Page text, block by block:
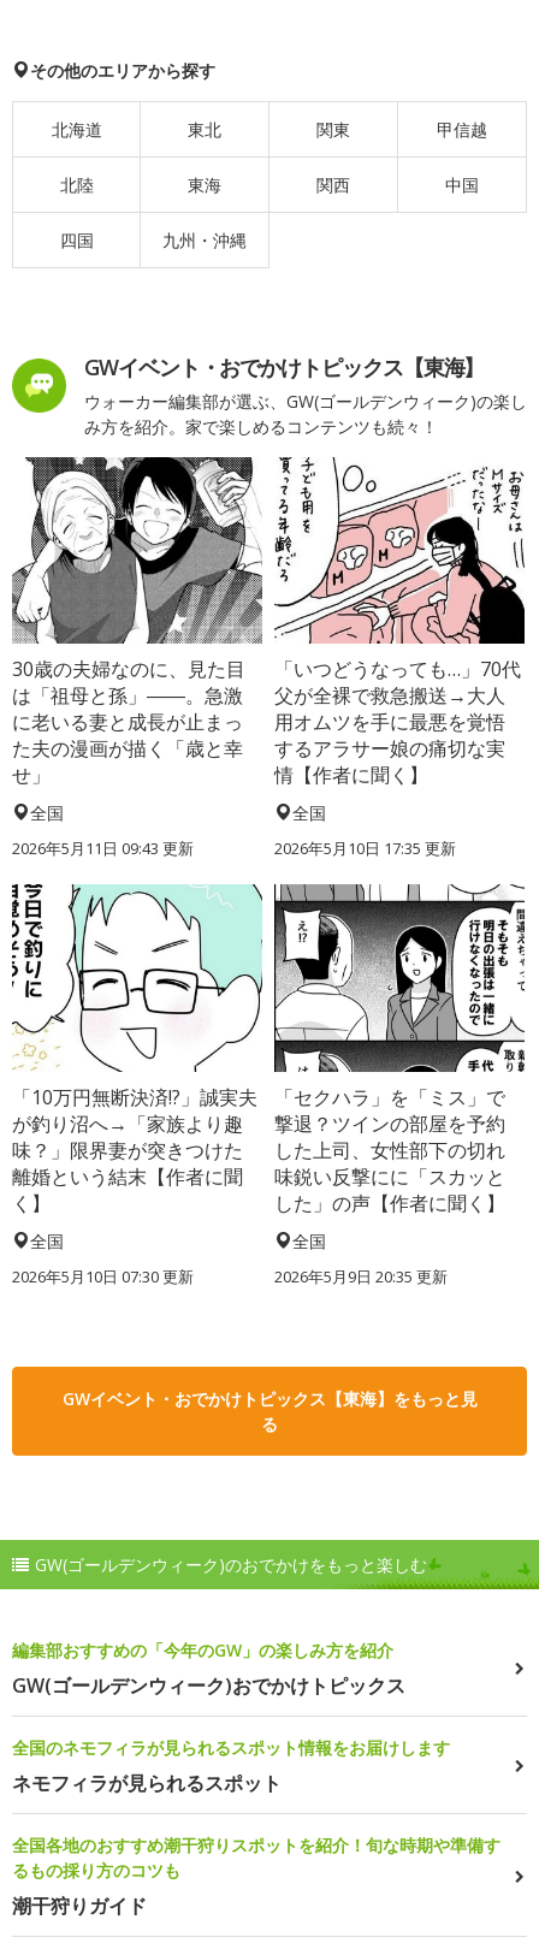
その他のエリアから探す
北海道 東北 関東 甲信越
北陸 東海 関西 中国
四国 九州・沖縄
GWイベント・おでかけトピックス【東海】
ウォーカー編集部が選ぶ、GW(ゴールデンウィーク)の楽し
み方を紹介。家で楽しめるコンテンツも続々！
30歳の夫婦なのに、見た目
は「祖母と孫」――。急激
に老いる妻と成長が止まっ
た夫の漫画が描く「歳と幸
せ」
全国
2026年5月11日 09:43 更新
「いつどうなっても…」70代
父が全裸で救急搬送→大人
用オムツを手に最悪を覚悟
するアラサー娘の痛切な実
情【作者に聞く】
全国
2026年5月10日 17:35 更新
「10万円無断決済!?」誠実夫
が釣り沼へ→「家族より趣
味？」限界妻が突きつけた
離婚という結末【作者に聞
く】
全国
2026年5月10日 07:30 更新
「セクハラ」を「ミス」で
撃退？ツインの部屋を予約
した上司、女性部下の切れ
味鋭い反撃にに「スカッと
した」の声【作者に聞く】
全国
2026年5月9日 20:35 更新
GWイベント・おでかけトピックス【東海】をもっと見
る
GW(ゴールデンウィーク)のおでかけをもっと楽しむ
編集部おすすめの「今年のGW」の楽しみ方を紹介
GW(ゴールデンウィーク)おでかけトピックス
全国のネモフィラが見られるスポット情報をお届けします
ネモフィラが見られるスポット
全国各地のおすすめ潮干狩りスポットを紹介！旬な時期や準備す
るもの採り方のコツも
潮干狩りガイド